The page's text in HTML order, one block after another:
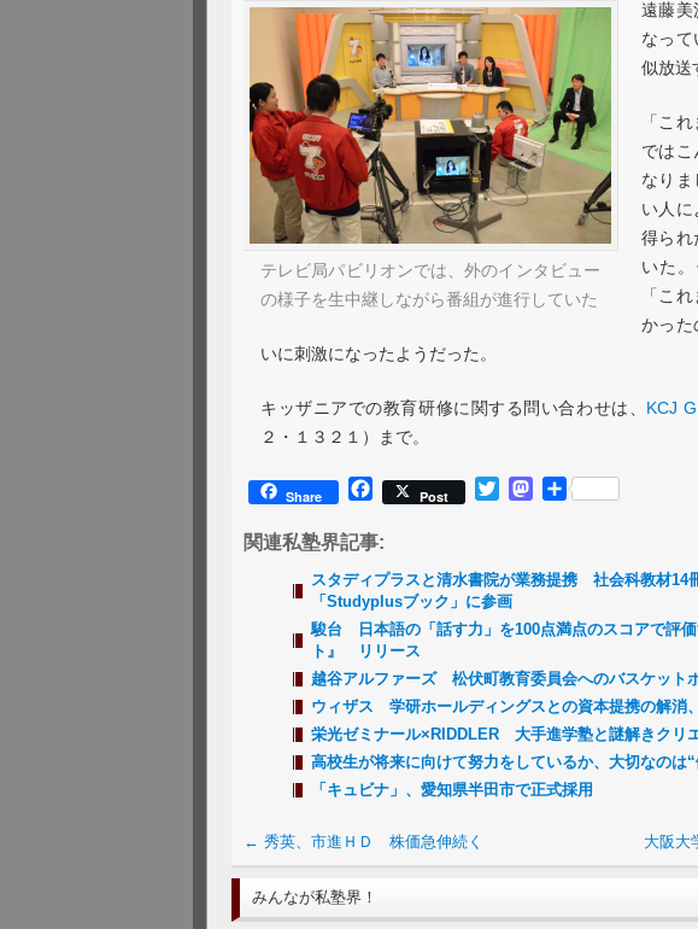
テレビ局パビリオンでは、外のインタビュー
の様子を生中継しながら番組が進行していた
遠藤美
なっ
似放送
「こ
では
なり
い人
得られ
いた
「こ
かった
いに刺激になったようだった。
キッザニアでの教育研修に関する問い合わせは、 KCJ
２・１３２１）まで。
Share Facebook
Post TwitterMastodon
共
関連私塾界記事:
スタディプラスと清水書院が業務提携 社会科教材14
「Studyplusブック」に参画
駿台 日本語の「話す力」を100点満点のスコアで評
ト』 リリース
越谷アルファーズ 松伏町教育委員会へのバスケット
ウィザス 学研ホールディングスとの資本提携の解消
栄光ゼミナール×RIDDLER 大手進学塾と謎解きクリ
高校生が将来に向けて努力をしているか、大切なのは“
「キュビナ」、愛知県半田市で正式採用
← 秀英、市進ＨＤ 株価急伸続く 大阪大
みんなが私塾界！